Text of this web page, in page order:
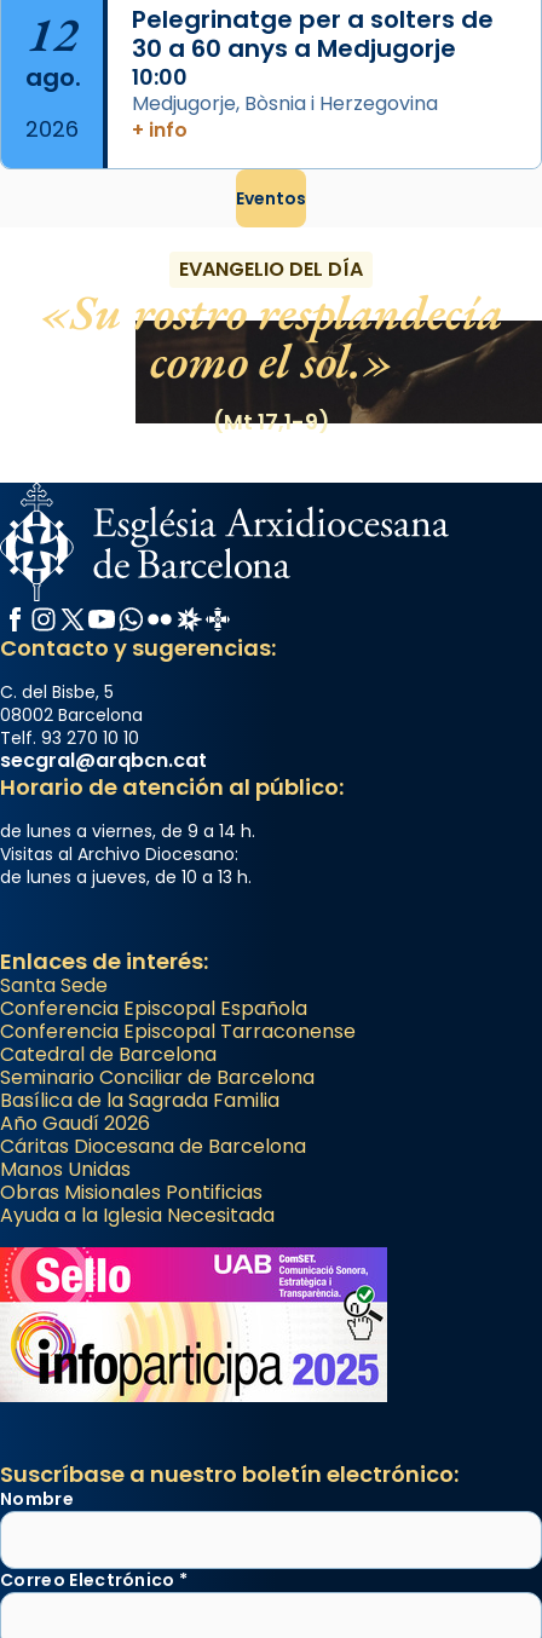
12
ago.
2026
Pelegrinatge per a solters de
30 a 60 anys a Medjugorje
10:00
Medjugorje, Bòsnia i Herzegovina
+ info
Eventos
EVANGELIO DEL DÍA
Su rostro resplandecía
como el sol.
(Mt 17,1-9)
Facebook
Instagram
X / Twitter
YouTube
WhatsApp
FlickrRadio Estel
Catalunya Cristiana
Contacto y sugerencias:
C. del Bisbe, 5
08002 Barcelona
Telf. 93 270 10 10
secgral@arqbcn.cat
Horario de atención al público:
de lunes a viernes, de 9 a 14 h.
Visitas al Archivo Diocesano:
de lunes a jueves, de 10 a 13 h.
Enlaces de interés:
Santa Sede
Conferencia Episcopal Española
Conferencia Episcopal Tarraconense
Catedral de Barcelona
Seminario Conciliar de Barcelona
Basílica de la Sagrada Familia
Año Gaudí 2026
Cáritas Diocesana de Barcelona
Manos Unidas
Obras Misionales Pontificias
Ayuda a la Iglesia Necesitada
Suscríbase a nuestro boletín electrónico:
Nombre
Correo Electrónico *